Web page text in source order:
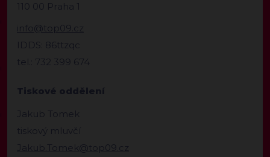
110 00 Praha 1
info@top09.cz
IDDS: 86ttzqc
tel.: 732 399 674
Tiskové oddělení
Jakub Tomek
tiskový mluvčí
Jakub.Tomek@top09.cz